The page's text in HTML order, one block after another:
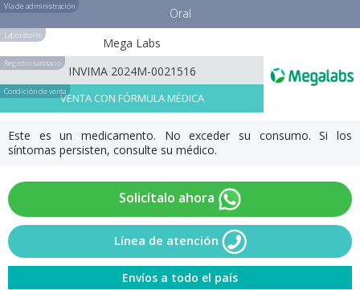
Vía de administración Oral
Laboratorio
Mega Labs
Registro sanitario
INVIMA 2024M-0021516
Condición de ventaVENTA CON FÓRMULA MÉDICA
Este es un medicamento. No exceder su consumo. Si los
síntomas persisten, consulte su médico.
Solicítalo ahora
Línea de atención
Envíos a todo el país